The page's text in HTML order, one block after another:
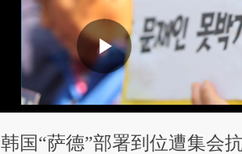
韩国“萨德”部署到位遭集会